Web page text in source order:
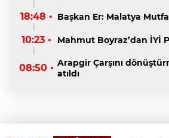
18:48 • Başkan Er: Malatya
10:23 • Mahmut Boyraz’dan İYİ
08:50 • Arapgir Çarşını
atıldı